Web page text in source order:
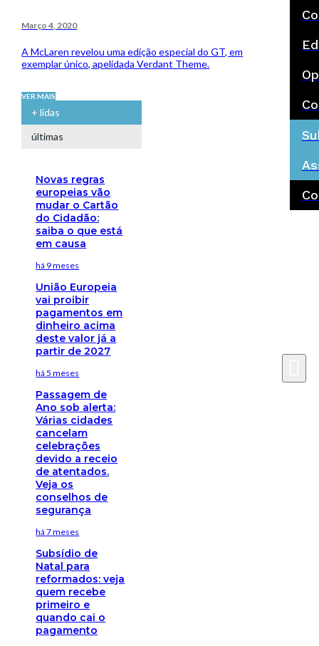
Março 4, 2020
A McLaren revelou uma edição especial do GT, em
exemplar único, apelidada Verdant Theme.
VER MAIS
+ lidas
últimas
Novas regras
europeias vão
mudar o Cartão
do Cidadão:
saiba o que está
em causa
há 9 meses
União Europeia
vai proibir
pagamentos em
dinheiro acima
deste valor já a
partir de 2027
há 5 meses
Passagem de
Ano sob alerta:
Várias cidades
cancelam
celebrações
devido a receio
de atentados.
Veja os
conselhos de
segurança
há 7 meses
Subsídio de
Natal para
reformados: veja
quem recebe
primeiro e
quando cai o
pagamento